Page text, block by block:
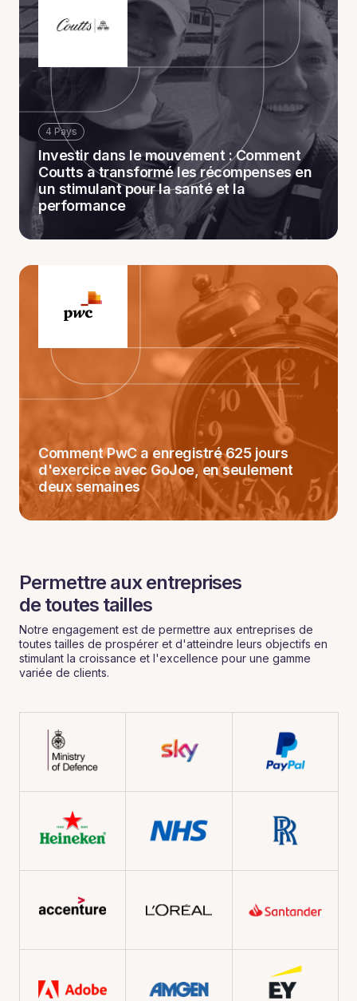
4 Pays
Investir dans le mouvement : Comment
Coutts a transformé les récompenses en
un stimulant pour la santé et la
performance
Comment PwC a enregistré 625 jours
d'exercice avec GoJoe, en seulement
deux semaines
Permettre aux entreprises
‍de toutes tailles
Notre engagement est de permettre aux entreprises de
toutes tailles de prospérer et d'atteindre leurs objectifs en
stimulant la croissance et l'excellence pour une gamme
variée de clients.